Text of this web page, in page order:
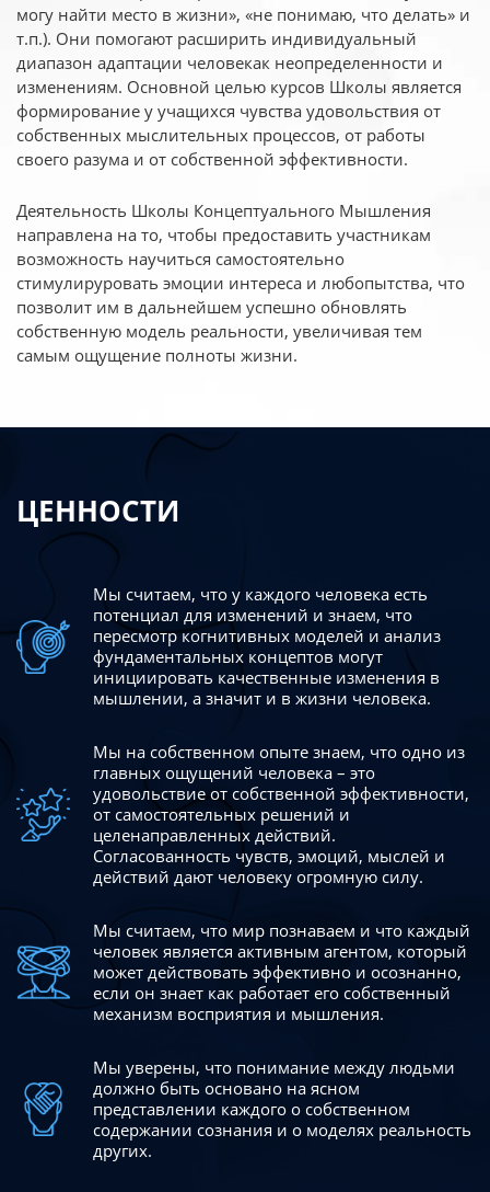
могу найти место в жизни», «не понимаю, что делать» и
т.п.). Они помогают расширить индивидуальный
диапазон адаптации человекак неопределенности и
изменениям. Основной целью курсов Школы является
формирование у учащихся чувства удовольствия от
собственных мыслительных процессов, от работы
своего разума и от собственной эффективности.
Деятельность Школы Концептуального Мышления
направлена на то, чтобы предоставить участникам
возможность научиться самостоятельно
стимулируровать эмоции интереса и любопытства, что
позволит им в дальнейшем успешно обновлять
собственную модель реальности, увеличивая тем
самым ощущение полноты жизни.
ЦЕННОСТИ
Мы считаем, что у каждого человека есть
потенциал для изменений и знаем, что
пересмотр когнитивных моделей и анализ
фундаментальных концептов могут
инициировать качественные изменения в
мышлении, а значит и в жизни человека.
Мы на собственном опыте знаем, что одно из
главных ощущений человека – это
удовольствие от собственной эффективности,
от самостоятельных решений и
целенаправленных действий.
Согласованность чувств, эмоций, мыслей и
действий дают человеку огромную силу.
Мы считаем, что мир познаваем и что каждый
человек является активным агентом, который
может действовать эффективно и осознанно,
если он знает как работает его собственный
механизм восприятия и мышления.
Мы уверены, что понимание между людьми
должно быть основано на ясном
представлении каждого о собственном
содержании сознания и о моделях реальность
других.